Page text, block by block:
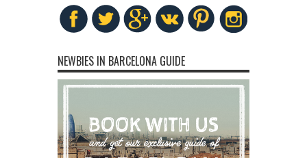
NEWBIES IN BARCELONA GUIDE